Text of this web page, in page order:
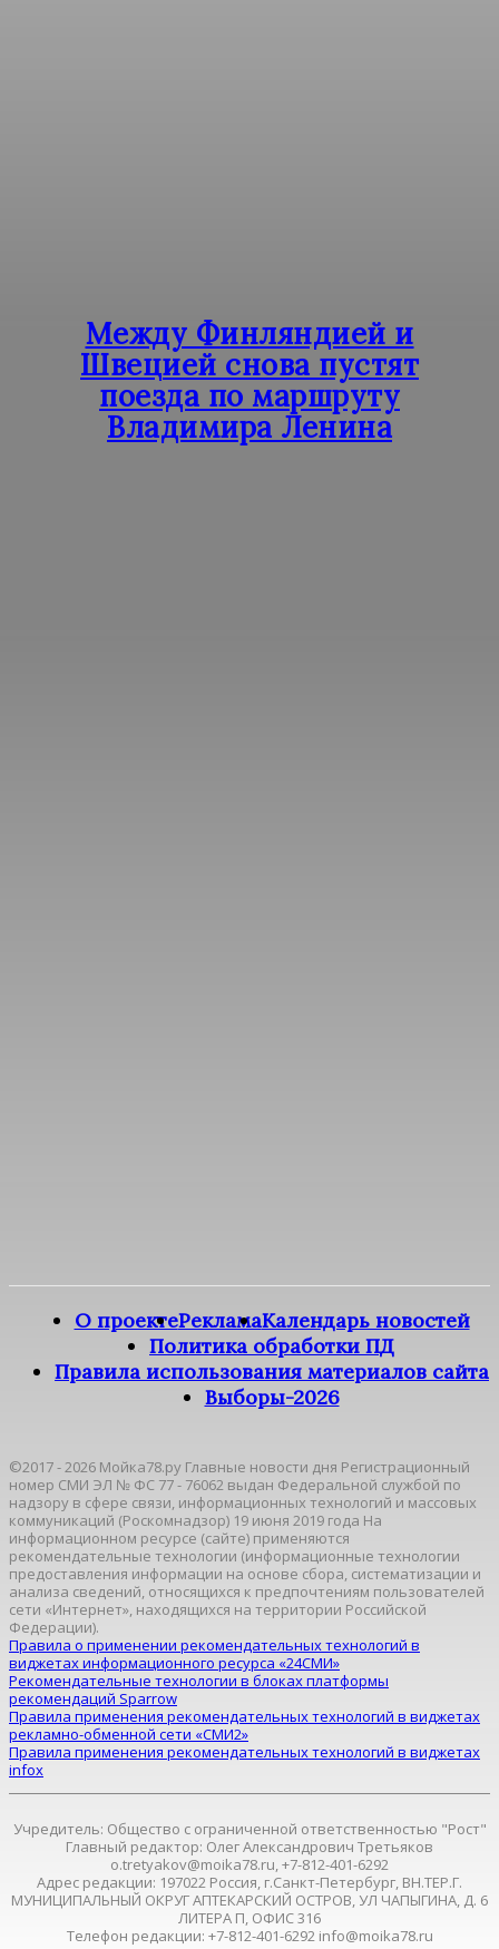
Между Финляндией и
Швецией снова пустят
поезда по маршруту
Владимира Ленина
О проектеРекламаКалендарь новостей
Политика обработки ПД
Правила использования материалов сайта
Выборы-2026
©2017 - 2026 Мойка78.ру Главные новости дня Регистрационный
номер СМИ ЭЛ № ФС 77 - 76062 выдан Федеральной службой по
надзору в сфере связи, информационных технологий и массовых
коммуникаций (Роскомнадзор) 19 июня 2019 года На
информационном ресурсе (сайте) применяются
рекомендательные технологии (информационные технологии
предоставления информации на основе сбора, систематизации и
анализа сведений, относящихся к предпочтениям пользователей
сети «Интернет», находящихся на территории Российской
Федерации).
Правила о применении рекомендательных технологий в
виджетах информационного ресурса «24СМИ»
Рекомендательные технологии в блоках платформы
рекомендаций Sparrow
Правила применения рекомендательных технологий в виджетах
рекламно-обменной сети «СМИ2»
Правила применения рекомендательных технологий в виджетах
infox
Учредитель: Общество с ограниченной ответственностью "Рост"
Главный редактор: Олег Александрович Третьяков
o.tretyakov@moika78.ru, +7-812-401-6292
Адрес редакции: 197022 Россия, г.Санкт-Петербург, ВН.ТЕР.Г.
МУНИЦИПАЛЬНЫЙ ОКРУГ АПТЕКАРСКИЙ ОСТРОВ, УЛ ЧАПЫГИНА, Д. 6
ЛИТЕРА П, ОФИС 316
Телефон редакции: +7-812-401-6292 info@moika78.ru